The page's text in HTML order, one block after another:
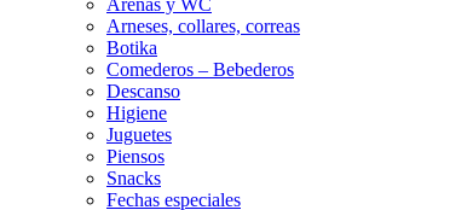
Arenas y WC
Arneses, collares, correas
Botika
Comederos – Bebederos
Descanso
Higiene
Juguetes
Piensos
Snacks
Fechas especiales